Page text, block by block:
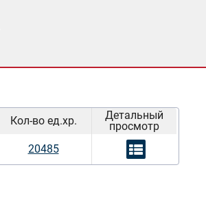
Кол-во ед.хр.
Детальный
просмотр
20485